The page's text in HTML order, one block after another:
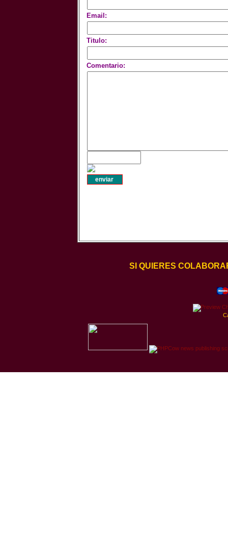
Email:
Titulo:
Comentario:
SI QUIERES